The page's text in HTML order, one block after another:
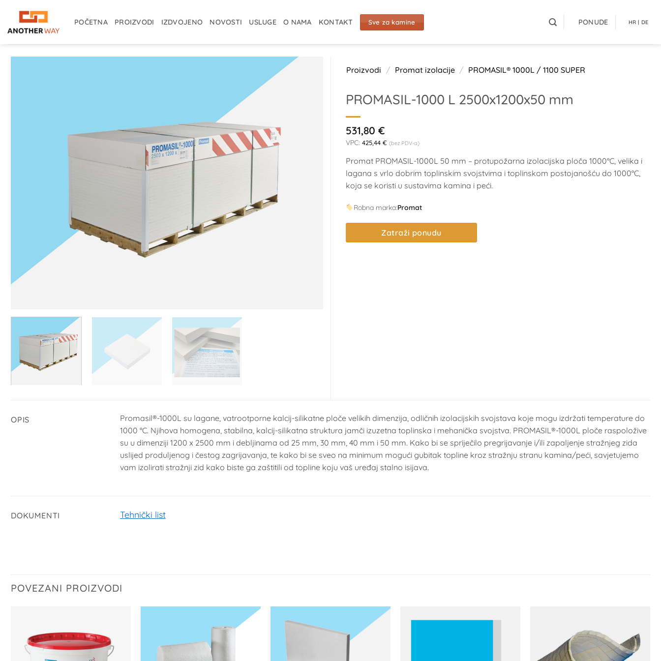
content
POČETNA PROIZVODI IZDVOJENO NOVOSTI USLUGE O NAMA KONTAKT Sve za kamine PONUDE HR | DE
Proizvodi / Promat izolacije / PROMASIL® 1000L / 1100 SUPER
PROMASIL-1000 L 2500x1200x50 mm
531,80 €
VPC: 425,44 € (bez PDV-a)
Promat PROMASIL-1000L 50 mm – protupožarna izolacijska ploča 1000°C, velika i
lagana s vrlo dobrim toplinskim svojstvima i toplinskom postojanošću do 1000°C,
koja se koristi u sustavima kamina i peći.
Robna marka:Promat
Zatraži ponudu
OPIS
Promasil®-1000L su lagane, vatrootporne kalcij-silikatne ploče velikih dimenzija, odličnih izolacijskih svojstava koje mogu izdržati temperature do
1000 °C. Njihova homogena, stabilna, kalcij-silikatna struktura jamči izuzetna toplinska i mehanička svojstva. PROMASIL®-1000L ploče raspoložive
su u dimenziji 1200 x 2500 mm i debljinama od 25 mm, 30 mm, 40 mm i 50 mm. Kako bi se spriječilo pregrijavanje i/ili zapaljenje stražnjeg zida
uslijed produljenog i čestog zagrijavanja, te kako bi se sveo na minimum mogući gubitak topline kroz stražnju stranu kamina/peći, savjetujemo
vam izolirati stražnji zid kako biste ga zaštitili od topline koju vaš uređaj stalno isijava.
DOKUMENTI Tehnički list
POVEZANI PROIZVODI